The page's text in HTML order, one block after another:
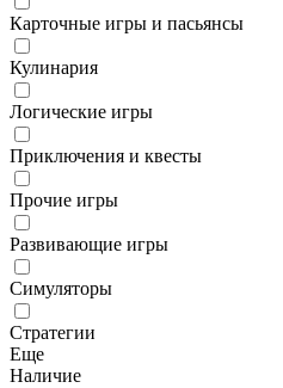
Карточные игры и пасьянсы
Кулинария
Логические игры
Приключения и квесты
Прочие игры
Развивающие игры
Симуляторы
Стратегии
Еще
Наличие